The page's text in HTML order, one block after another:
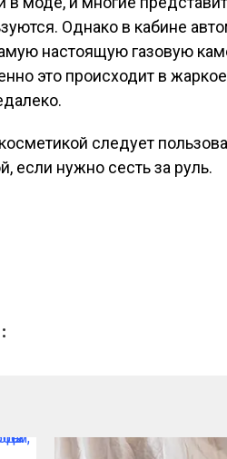
Однако в кабине
настоящую газовую
это происходит в
следует
если нужно сесть за руль.